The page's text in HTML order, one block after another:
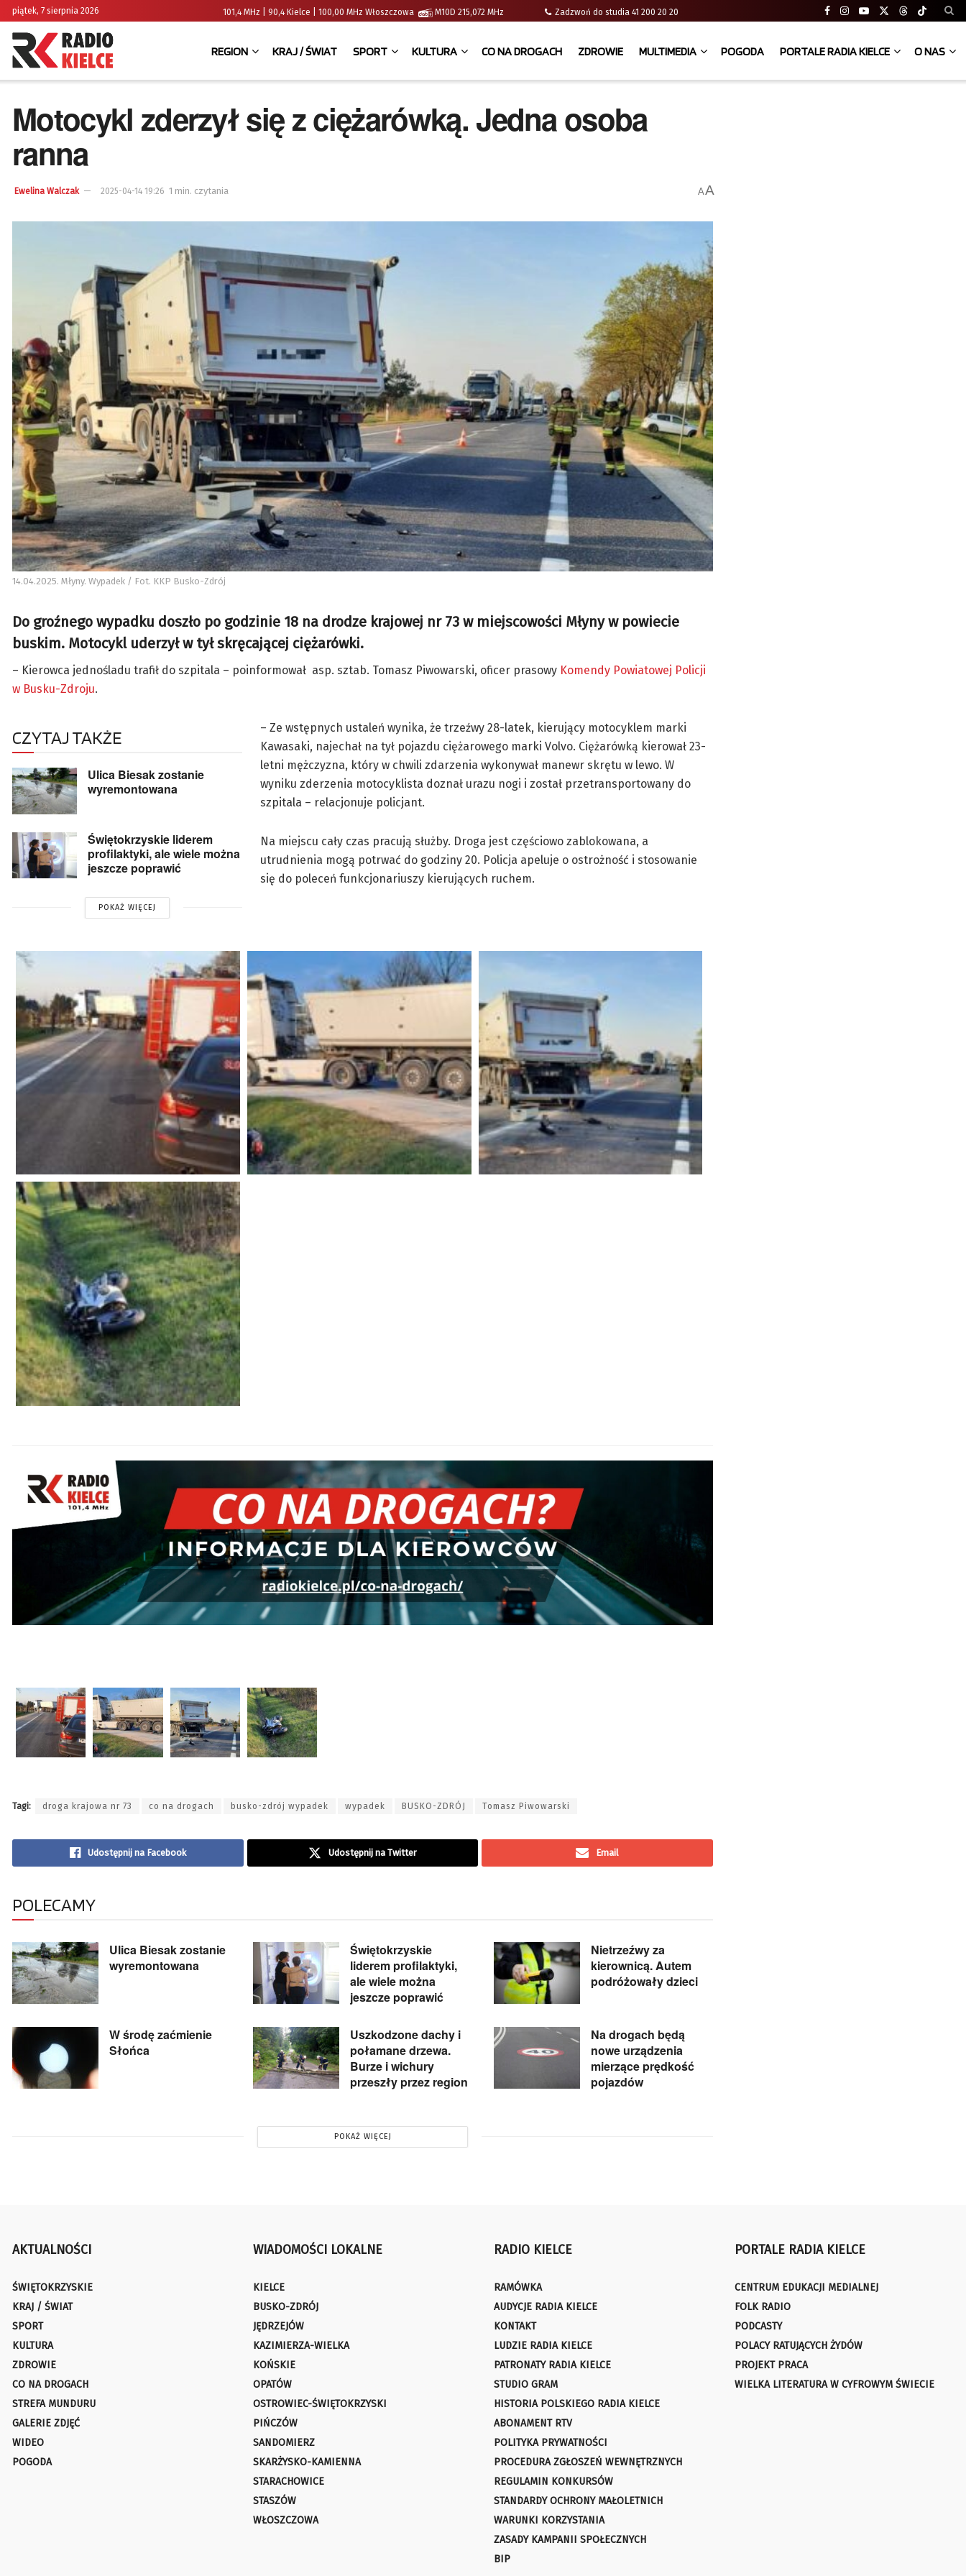
piątek, 7 sierpnia 2026 101,4 MHz | 90,4 Kielce | 100,00 MHz Włoszczowa M10D 215,072 MHz Zadzwoń do studia 41 200 20 20
REGION KRAJ / ŚWIAT SPORT KULTURA CO NA DROGACH ZDROWIE MULTIMEDIA POGODA PORTALE RADIA KIELCE O NAS
Motocykl zderzył się z ciężarówką. Jedna osoba
ranna
Ewelina Walczak 2025-04-14 19:26 1 min. czytania AA
14.04.2025. Młyny. Wypadek / Fot. KKP Busko-Zdrój
Do groźnego wypadku doszło po godzinie 18 na drodze krajowej nr 73 w miejscowości Młyny w powiecie
buskim. Motocykl uderzył w tył skręcającej ciężarówki.
– Kierowca jednośladu trafił do szpitala – poinformował asp. sztab. Tomasz Piwowarski, oficer prasowy Komendy Powiatowej Policji
w Busku-Zdroju.
CZYTAJ TAKŻE
Ulica Biesak zostanie
wyremontowana
Świętokrzyskie liderem
profilaktyki, ale wiele można
jeszcze poprawić
POKAŻ WIĘCEJ
– Ze wstępnych ustaleń wynika, że trzeźwy 28-latek, kierujący motocyklem marki
Kawasaki, najechał na tył pojazdu ciężarowego marki Volvo. Ciężarówką kierował 23-
letni mężczyzna, który w chwili zdarzenia wykonywał manewr skrętu w lewo. W
wyniku zderzenia motocyklista doznał urazu nogi i został przetransportowany do
szpitala – relacjonuje policjant.
Na miejscu cały czas pracują służby. Droga jest częściowo zablokowana, a
utrudnienia mogą potrwać do godziny 20. Policja apeluje o ostrożność i stosowanie
się do poleceń funkcjonariuszy kierujących ruchem.
Tagi: droga krajowa nr 73 co na drogach busko-zdrój wypadek wypadek BUSKO-ZDRÓJ Tomasz Piwowarski
Udostępnij na Facebook Udostępnij na Twitter Email
POLECAMY
Ulica Biesak zostanie
wyremontowana
Świętokrzyskie
liderem profilaktyki,
ale wiele można
jeszcze poprawić
Nietrzeźwy za
kierownicą. Autem
podróżowały dzieci
W środę zaćmienie
Słońca
Uszkodzone dachy i
połamane drzewa.
Burze i wichury
przeszły przez region
Na drogach będą
nowe urządzenia
mierzące prędkość
pojazdów
POKAŻ WIĘCEJ
AKTUALNOŚCI
ŚWIĘTOKRZYSKIE
KRAJ / ŚWIAT
SPORT
KULTURA
ZDROWIE
CO NA DROGACH
STREFA MUNDURU
GALERIE ZDJĘĆ
WIDEO
POGODA
WIADOMOŚCI LOKALNE
KIELCE
BUSKO-ZDRÓJ
JĘDRZEJÓW
KAZIMIERZA-WIELKA
KOŃSKIE
OPATÓW
OSTROWIEC-ŚWIĘTOKRZYSKI
PIŃCZÓW
SANDOMIERZ
SKARŻYSKO-KAMIENNA
STARACHOWICE
STASZÓW
WŁOSZCZOWA
RADIO KIELCE
RAMÓWKA
AUDYCJE RADIA KIELCE
KONTAKT
LUDZIE RADIA KIELCE
PATRONATY RADIA KIELCE
STUDIO GRAM
HISTORIA POLSKIEGO RADIA KIELCE
ABONAMENT RTV
POLITYKA PRYWATNOŚCI
PROCEDURA ZGŁOSZEŃ WEWNĘTRZNYCH
REGULAMIN KONKURSÓW
STANDARDY OCHRONY MAŁOLETNICH
WARUNKI KORZYSTANIA
ZASADY KAMPANII SPOŁECZNYCH
BIP
PORTALE RADIA KIELCE
CENTRUM EDUKACJI MEDIALNEJ
FOLK RADIO
PODCASTY
POLACY RATUJĄCYCH ŻYDÓW
PROJEKT PRACA
WIELKA LITERATURA W CYFROWYM ŚWIECIE